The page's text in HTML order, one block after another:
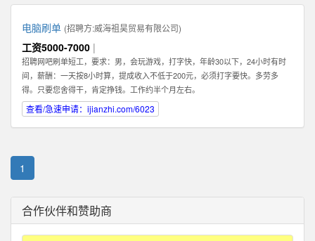
电脑刷单 (招聘方:威海祖昊贸易有限公司)
工资5000-7000 |
招聘网吧刷单短工，要求：男，会玩游戏，打字快，年龄30以下，24小时有时
间，薪酬：一天按8小时算，提成收入不低于200元，必须打字要快。多劳多
得。只要您舍得干，肯定挣钱。工作约半个月左右。
查看/急速申请：ijianzhi.com/6023
1
合作伙伴和赞助商